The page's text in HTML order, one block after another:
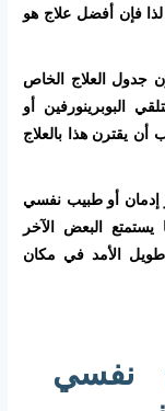
فإن أفضل علاج هو
جدول العلاج الخاص
البوبرينورفين أو
أن يقترن هذا بالعلاج
إدمان أو طبيب نفسي
البعض الآخر
طويل الأمد في مكان
نفسي